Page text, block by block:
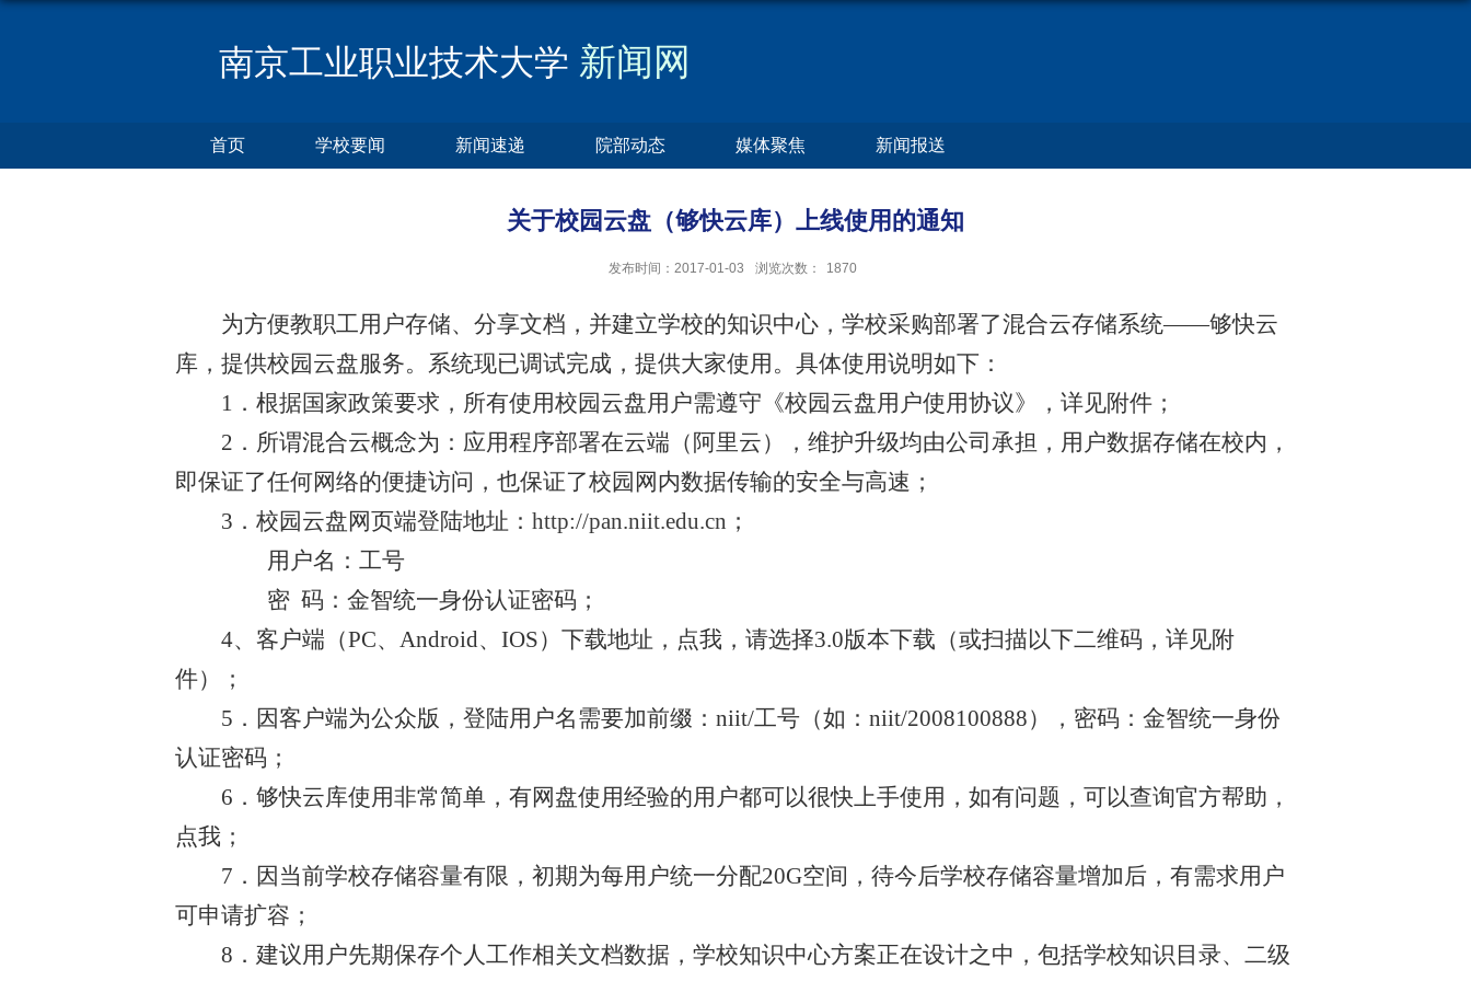
南京工业职业技术大学 新闻网
首页 学校要闻 新闻速递 院部动态 媒体聚焦 新闻报送
关于校园云盘（够快云库）上线使用的通知
发布时间：2017-01-03 浏览次数： 1870
为方便教职工用户存储、分享文档，并建立学校的知识中心，学校采购部署了混合云存储系统——够快云
库，提供校园云盘服务。系统现已调试完成，提供大家使用。具体使用说明如下：
1．根据国家政策要求，所有使用校园云盘用户需遵守《校园云盘用户使用协议》，详见附件；
2．所谓混合云概念为：应用程序部署在云端（阿里云），维护升级均由公司承担，用户数据存储在校内，
即保证了任何网络的便捷访问，也保证了校园网内数据传输的安全与高速；
3．校园云盘网页端登陆地址： http://pan.niit.edu.cn ；
用户名：工号
密 码：金智统一身份认证密码；
4、客户端（PC、Android、IOS）下载地址，点我，请选择3.0版本下载（或扫描以下二维码，详见附
件）；
5．因客户端为公众版，登陆用户名需要加前缀：niit/工号（如：niit/2008100888），密码：金智统一身份
认证密码；
6．够快云库使用非常简单，有网盘使用经验的用户都可以很快上手使用，如有问题，可以查询官方帮助，
点我；
7．因当前学校存储容量有限，初期为每用户统一分配20G空间，待今后学校存储容量增加后，有需求用户
可申请扩容；
8．建议用户先期保存个人工作相关文档数据，学校知识中心方案正在设计之中，包括学校知识目录、二级